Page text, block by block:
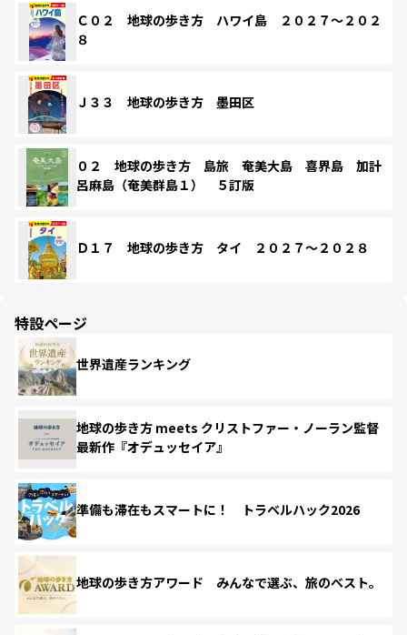
Ｃ０２ 地球の歩き方 ハワイ島 ２０２７～２０２
８
Ｊ３３ 地球の歩き方 墨田区
０２ 地球の歩き方 島旅 奄美大島 喜界島 加計
呂麻島（奄美群島１） ５訂版
Ｄ１７ 地球の歩き方 タイ ２０２７～２０２８
特設ページ
世界遺産ランキング
地球の歩き方 meets クリストファー・ノーラン監督
最新作『オデュッセイア』
準備も滞在もスマートに！ トラベルハック2026
地球の歩き方アワード みんなで選ぶ、旅のベスト。